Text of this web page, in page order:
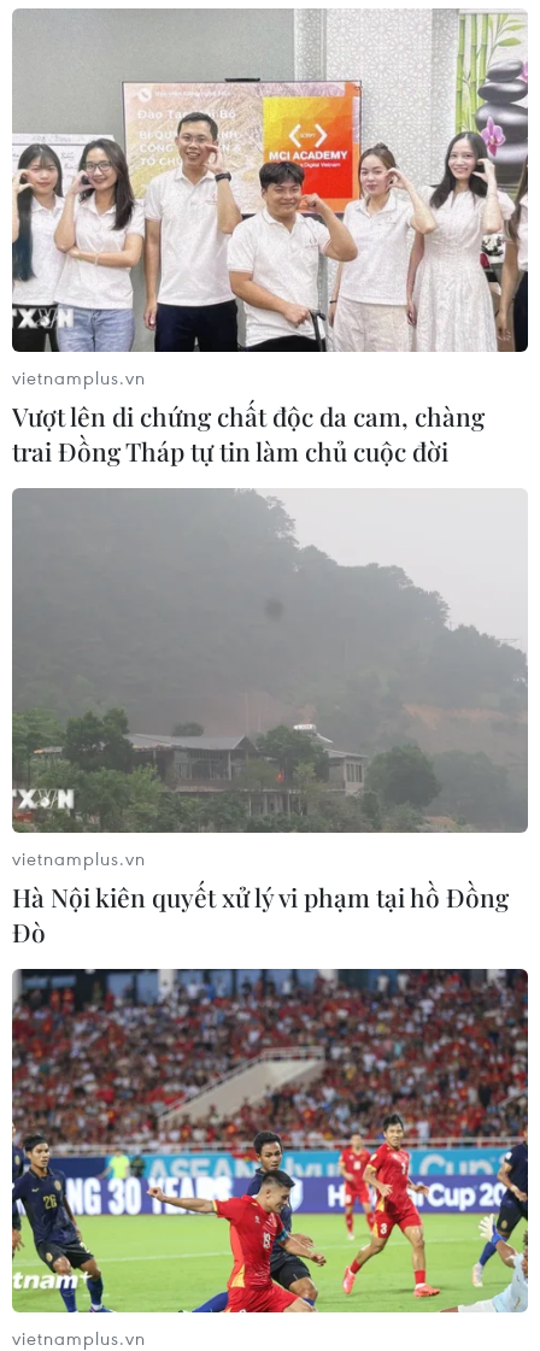
vietnamplus.vn
Vượt lên di chứng chất độc da cam, chàng
trai Đồng Tháp tự tin làm chủ cuộc đời
vietnamplus.vn
Hà Nội kiên quyết xử lý vi phạm tại hồ Đồng
Đò
vietnamplus.vn